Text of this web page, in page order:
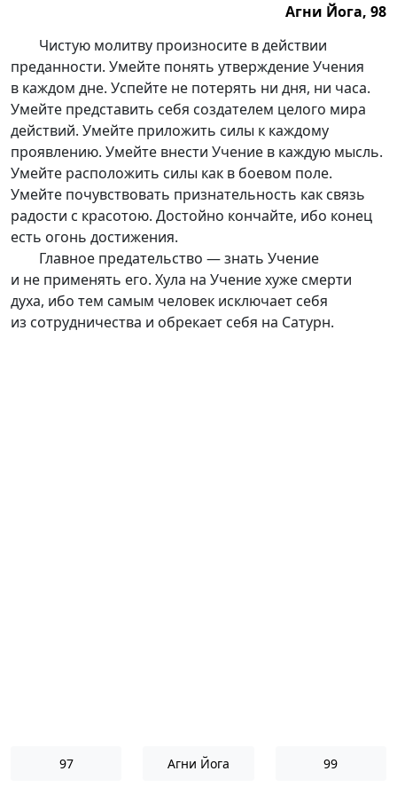
Агни Йога, 98
Агни Йога, 98.
Чистую молитву произносите в действии
преданности. Умейте понять утверждение Учения
в каждом дне. Успейте не потерять ни дня, ни часа.
Умейте представить себя создателем целого мира
действий. Умейте приложить силы к каждому
проявлению. Умейте внести Учение в каждую мысль.
Умейте расположить силы как в боевом поле.
Умейте почувствовать признательность как связь
радости с красотою. Достойно кончайте, ибо конец
есть огонь достижения.
Главное предательство — знать Учение
и не применять его. Хула на Учение хуже смерти
духа, ибо тем самым человек исключает себя
из сотрудничества и обрекает себя на Сатурн.
97 Агни Йога 99